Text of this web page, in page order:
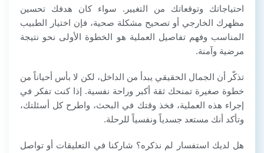
احتياجاتك وتوقعاتك من التغيير. سواء كان هدفك تحسين
مظهرك الخارجي أو تصحيح مشكلة صحية، فإن اختيار الطبيب
المناسب وفهم تفاصيل العملية هو الخطوة الأولى نحو نتيجة
مرضية وآمنة.
تذكّر أن الجمال الحقيقي يبدأ من الداخل، لكن لا بأس أحياناً من
خطوة صغيرة تمنحك ثقة أكبر وراحة نفسية. إذا كنت تفكر في
إجراء هذه العملية، فخذ وقتك في البحث، واطرح كل أسئلتك،
وتأكد أنك مستعد جسدياً ونفسياً للرحلة.
هل لديك استفسار لم نذكره؟ شاركنا في التعليقات أو تواصل